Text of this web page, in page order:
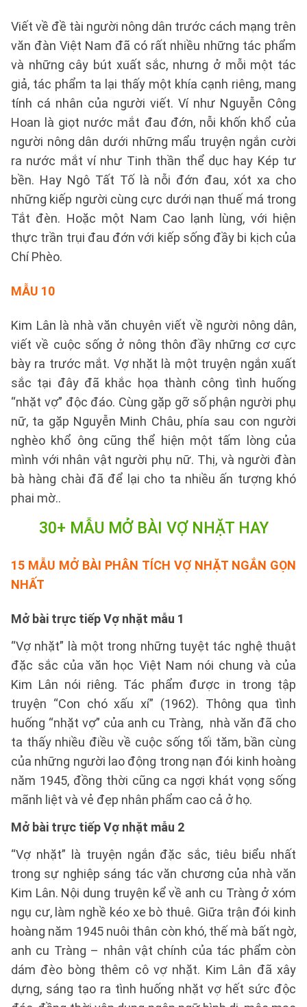
Viết về đề tài người nông dân trước cách mạng trên
văn đàn Việt Nam đã có rất nhiều những tác phẩm
và những cây bút xuất sắc, nhưng ở mỗi một tác
giả, tác phẩm ta lại thấy một khía cạnh riêng, mang
tính cá nhân của người viết. Ví như Nguyễn Công
Hoan là giọt nước mắt đau đớn, nỗi khốn khổ của
người nông dân dưới những mẩu truyện ngắn cười
ra nước mắt ví như Tinh thần thể dục hay Kép tư
bền. Hay Ngô Tất Tố là nỗi đớn đau, xót xa cho
những kiếp người cùng cực dưới nạn thuế má trong
Tắt đèn. Hoặc một Nam Cao lạnh lùng, với hiện
thực trần trụi đau đớn với kiếp sống đầy bi kịch của
Chí Phèo.
MẪU 10
Kim Lân là nhà văn chuyên viết về người nông dân,
viết về cuộc sống ở nông thôn đầy những cơ cực
bày ra trước mắt. Vợ nhặt là một truyện ngắn xuất
sắc tại đây đã khắc họa thành công tình huống
“nhặt vợ” độc đáo. Cùng gặp gỡ số phận người phụ
nữ, ta gặp Nguyễn Minh Châu, phía sau con người
nghèo khổ ông cũng thể hiện một tấm lòng của
mình với nhân vật người phụ nữ. Thị, và người đàn
bà hàng chài đã để lại cho ta nhiều ấn tượng khó
phai mờ..
30+ MẪU MỞ BÀI VỢ NHẶT HAY
15 MẪU MỞ BÀI PHÂN TÍCH VỢ NHẶTNGẮN GỌN
NHẤT
Mở bài trực tiếp Vợ nhặt mẫu 1
“Vợ nhặt” là một trong những tuyệt tác nghệ thuật
đặc sắc của văn học Việt Nam nói chung và của
Kim Lân nói riêng. Tác phẩm được in trong tập
truyện “Con chó xấu xí” (1962). Thông qua tình
huống “nhặt vợ” của anh cu Tràng, nhà văn đã cho
ta thấy nhiều điều về cuộc sống tối tăm, bần cùng
của những người lao động trong nạn đói kinh hoàng
năm 1945, đồng thời cũng ca ngợi khát vọng sống
mãnh liệt và vẻ đẹp nhân phẩm cao cả ở họ.
Mở bài trực tiếp Vợ nhặt mẫu 2
“Vợ nhặt” là truyện ngắn đặc sắc, tiêu biểu nhất
trong sự nghiệp sáng tác văn chương của nhà văn
Kim Lân. Nội dung truyện kể về anh cu Tràng ở xóm
ngụ cư, làm nghề kéo xe bò thuê. Giữa trận đói kinh
hoàng năm 1945 nuôi thân còn khó, thế mà bất ngờ,
anh cu Tràng – nhân vật chính của tác phẩm còn
dám đèo bòng thêm cô vợ nhặt. Kim Lân đã xây
dựng, sáng tạo ra tình huống nhặt vợ hết sức độc